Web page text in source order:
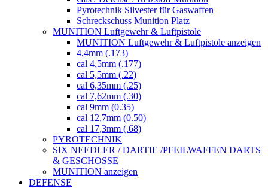
Pyrotechnik Silvester für Gaswaffen
Schreckschuss Munition Platz
MUNITION Luftgewehr & Luftpistole
MUNITION Luftgewehr & Luftpistole anzeigen
4,4mm (.173)
cal 4,5mm (.177)
cal 5,5mm (.22)
cal 6,35mm (.25)
cal 7,62mm (.30)
cal 9mm (0.35)
cal 12,7mm (0.50)
cal 17,3mm (.68)
PYROTECHNIK
SIX NEEDLER / DARTIE /PFEILWAFFEN DARTS
& GESCHOSSE
MUNITION anzeigen
DEFENSE